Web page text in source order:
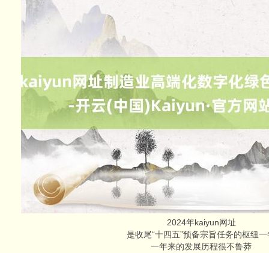
2024年kaiyun网址
是收尾“十四五”预备宗旨任务的枢纽一
一年来的发展历程很不鲁莽